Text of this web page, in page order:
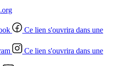
Ce lien s'ouvrira dans une
Ce lien s'ouvrira dans une